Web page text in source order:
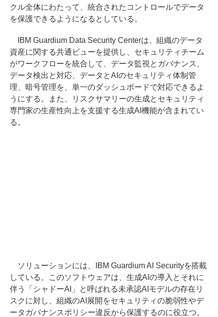
クル全体にわたって、統合されたコントロールでデータ
を保護できるようになるとしている。
IBM Guardium Data Security Centerは、組織のデータ
資産に関する共通ビューを提供し、セキュリティチーム
がワークフローを統合して、データ監視とガバナンス、
データ検出と対応、データとAIのセキュリティ体制管
理、暗号管理を、単一のダッシュボードで対応できるよ
うにする。また、リスクサマリーの生成とセキュリティ
専門家の生産性向上を支援する生成AI機能が含まれてい
る。
ソリューションには、IBM Guardium AI Securityを搭載
している。このソフトウェアは、生成AIの導入とそれに
伴う「シャドーAI」と呼ばれる未承認AIモデルの存在リ
スクに対し、組織のAI展開をセキュリティの脆弱性やデ
ータガバナンスポリシー違反から保護するのに役立つ。